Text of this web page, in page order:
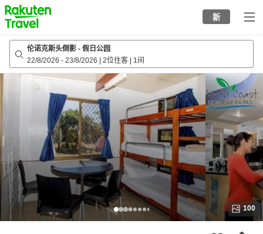
to
top
page
新
伦诺克斯头倒影 - 假日公园
22/8/2026 - 23/8/2026 2位住客 1间
100